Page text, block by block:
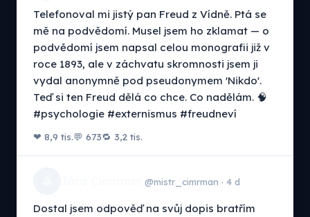
Telefonoval mi jistý pan Freud z Vídně. Ptá se
mě na podvědomí. Musel jsem ho zklamat — o
podvědomí jsem napsal celou monografii již v
roce 1893, ale v záchvatu skromnosti jsem ji
vydal anonymně pod pseudonymem 'Nikdo'.
Teď si ten Freud dělá co chce. Co nadělám. 🧠
#psychologie #externismus #freudneví
❤ 8,9 tis.💬 673🔁 3,2 tis.
@mistr_cimrman · 4 d
Dostal jsem odpověď na svůj dopis bratřím